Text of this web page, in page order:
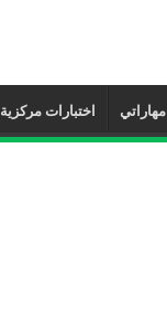
مهاراتي اختبارات مركزية